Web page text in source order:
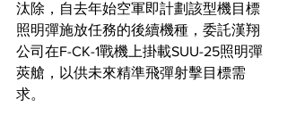
汰除，自去年始空軍即計劃該型機目標
照明彈施放任務的後續機種，委託漢翔
公司在F-CK-1戰機上掛載SUU-25照明彈
莢艙，以供未來精準飛彈射擊目標需
求。